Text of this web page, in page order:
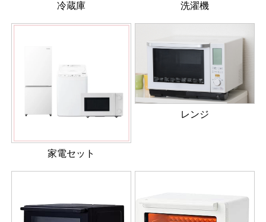
冷蔵庫 洗濯機
家電セット
レンジ